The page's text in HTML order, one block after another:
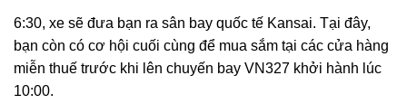
6:30, xe sẽ đưa bạn ra sân bay quốc tế Kansai. Tại đây,
bạn còn có cơ hội cuối cùng để mua sắm tại các cửa hàng
miễn thuế trước khi lên chuyến bay VN327 khởi hành lúc
10:00.